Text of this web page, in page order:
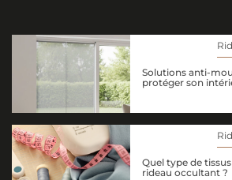
Solutions anti-
protéger son
Quel type de
rideau occultant ?